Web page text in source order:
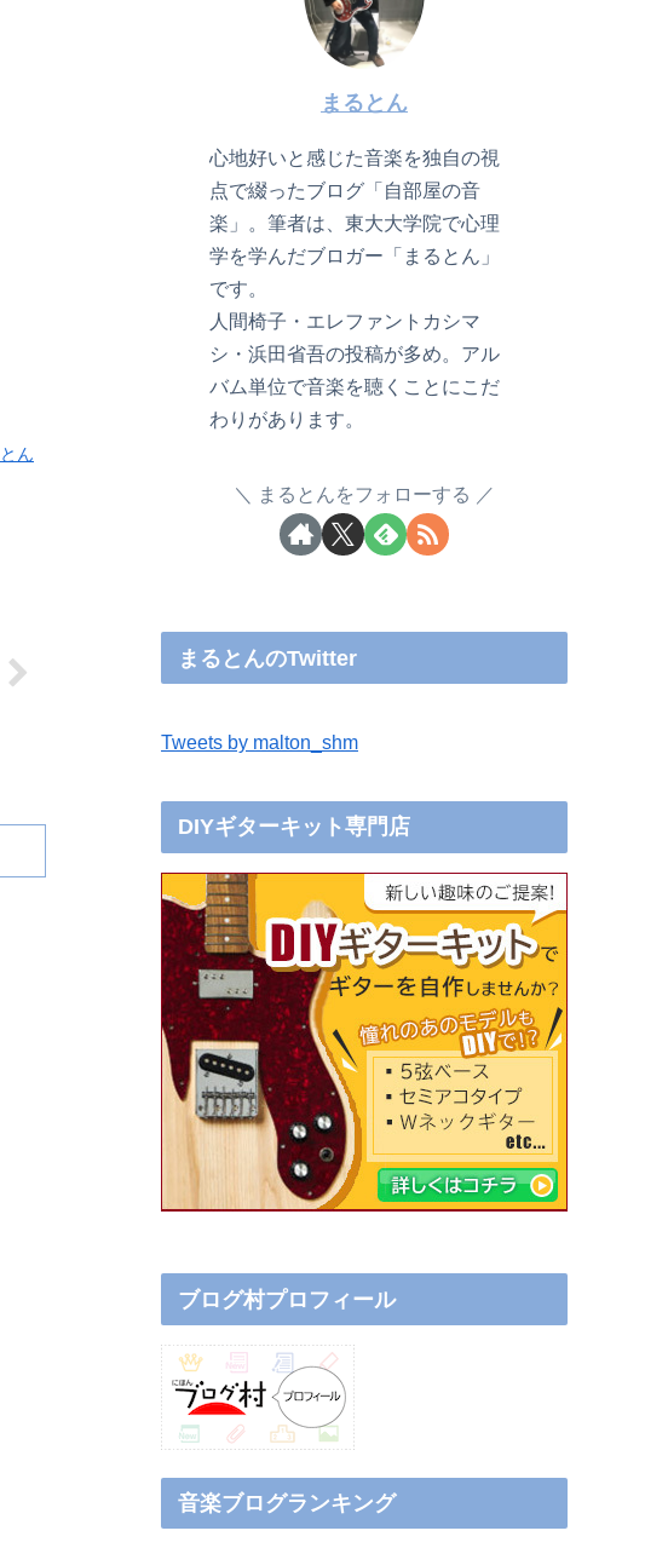
ん
まるとん
心地好いと感じた音楽を独自の視
点で綴ったブログ「自部屋の音
楽」。筆者は、東大大学院で心理
学を学んだブロガー「まるとん」
です。
人間椅子・エレファントカシマ
シ・浜田省吾の投稿が多め。アル
バム単位で音楽を聴くことにこだ
わりがあります。
まるとんをフォローする
まるとんのTwitter
Tweets by malton_shm
DIYギターキット専門店
ブログ村プロフィール
音楽ブログランキング